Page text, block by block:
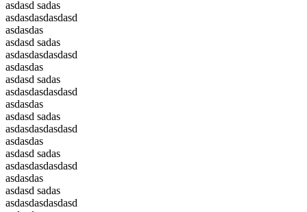
asdasd sadas
asdasdasdasdasd
asdasdas
asdasd sadas
asdasdasdasdasd
asdasdas
asdasd sadas
asdasdasdasdasd
asdasdas
asdasd sadas
asdasdasdasdasd
asdasdas
asdasd sadas
asdasdasdasdasd
asdasdas
asdasd sadas
asdasdasdasdasd